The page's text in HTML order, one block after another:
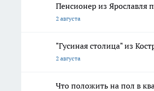
Пенсионер из Ярославля
2 августа
"Гусиная столица" из
2 августа
Что положить на пол в